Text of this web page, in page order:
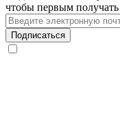
чтобы первым
Подписаться